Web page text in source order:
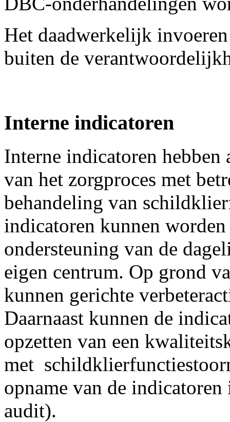
Het daadwerkelijk
buiten de
Interne indicatoren
Interne indicatoren
van het zorgproces met
behandeling van
indicatoren kunnen
ondersteuning van de
eigen centrum. Op grond
kunnen gerichte
Daarnaast kunnen de
opzetten van een
met
opname van de
audit).